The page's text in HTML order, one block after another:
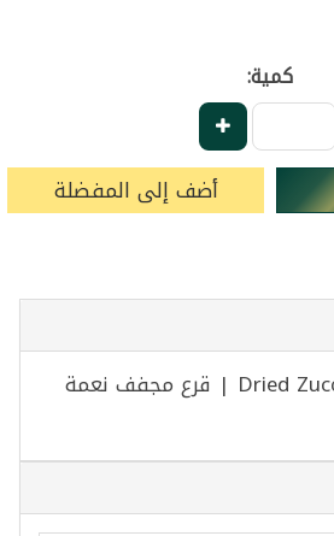
كمية:
أضف إلى المفضلة
Dried Zucchini Nema 12pcs | قرع مجفف نعمة